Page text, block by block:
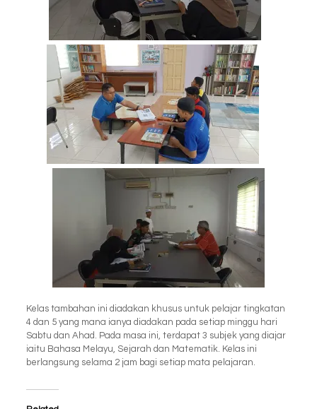
Kelas tambahan ini diadakan khusus untuk pelajar tingkatan
4 dan 5 yang mana ianya diadakan pada setiap minggu hari
Sabtu dan Ahad. Pada masa ini, terdapat 3 subjek yang diajar
iaitu Bahasa Melayu, Sejarah dan Matematik. Kelas ini
berlangsung selama 2 jam bagi setiap mata pelajaran.